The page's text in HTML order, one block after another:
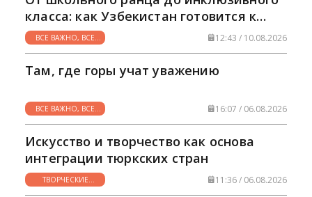
ответственных граждан, способных внести
вклад в процветание страны.
Конституционные нормы, закрепляющие
право на образование, становятся
гармоничного развития Узбекистана в
класса: как Узбекистан готовится к
новому учебному году
ВСЕ ВАЖНО, ВСЕ
НУЖНО
12:43 / 10.08.2026
Там, где горы учат уважению
ВСЕ ВАЖНО, ВСЕ
НУЖНО
16:07 / 06.08.2026
Искусство и творчество как основа
интеграции тюркских стран
ТВОРЧЕСКИЕ
ГОРИЗОНТЫ
11:36 / 06.08.2026